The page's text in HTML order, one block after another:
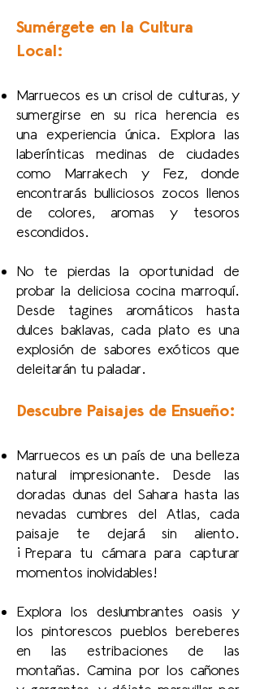
Sumérgete en la Cultura
Local:
Marruecos es un crisol de culturas, y
sumergirse en su rica herencia es
una experiencia única. Explora las
laberínticas medinas de ciudades
como Marrakech y Fez, donde
encontrarás bulliciosos zocos llenos
de colores, aromas y tesoros
escondidos.
No te pierdas la oportunidad de
probar la deliciosa cocina marroquí.
Desde tagines aromáticos hasta
dulces baklavas, cada plato es una
explosión de sabores exóticos que
deleitarán tu paladar.
Descubre Paisajes de Ensueño:
Marruecos es un país de una belleza
natural impresionante. Desde las
doradas dunas del Sahara hasta las
nevadas cumbres del Atlas, cada
paisaje te dejará sin aliento.
¡Prepara tu cámara para capturar
momentos inolvidables!
Explora los deslumbrantes oasis y
los pintorescos pueblos bereberes
en las estribaciones de las
montañas. Camina por los cañones